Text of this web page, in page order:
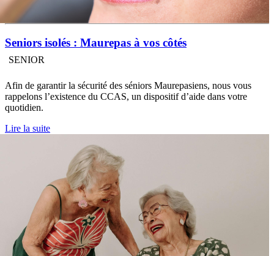
Seniors isolés : Maurepas à vos côtés
SENIOR
Afin de garantir la sécurité des séniors Maurepasiens, nous vous
rappelons l’existence du CCAS, un dispositif d’aide dans votre
quotidien.
Lire la suite